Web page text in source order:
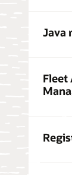
Java
Fleet